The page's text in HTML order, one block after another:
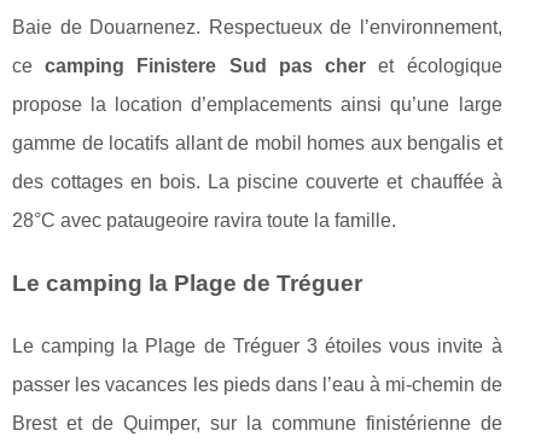
Baie de Douarnenez. Respectueux de l’environnement,
cecamping Finistere Sud pas cher et écologique
propose la location d’emplacements ainsi qu’une large
gamme de locatifs allant de mobil homes aux bengalis et
des cottages en bois. La piscine couverte et chauffée à
28°C avec pataugeoire ravira toute la famille.
Le camping la Plage de Tréguer
Le camping la Plage de Tréguer 3 étoiles vous invite à
passer les vacances les pieds dans l’eau à mi-chemin de
Brest et de Quimper, sur la commune finistérienne de